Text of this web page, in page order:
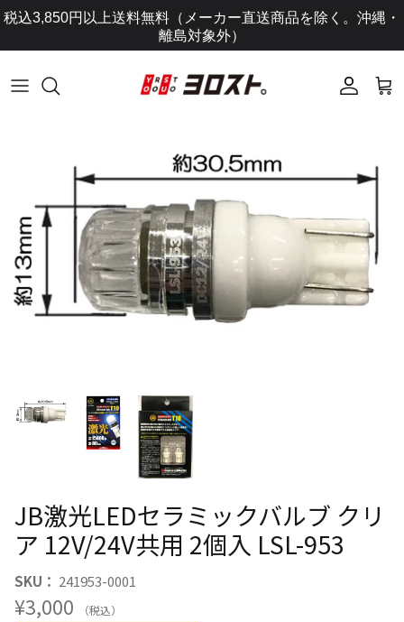
コ
テ
ツ
税込3,850円以上送料無料（メーカー直送商品を除く。沖縄・
離島対象外）
JB激光LEDセラミックバルブ クリ
ア 12V/24V共用 2個入 LSL-953
SKU： 241953-0001
¥3,000 （税込）